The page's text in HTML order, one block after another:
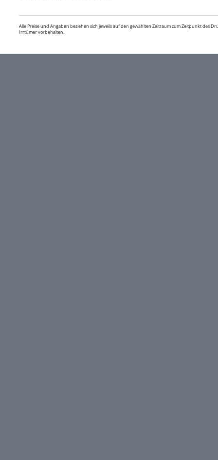
Alle Preise und Angaben beziehen sich jeweils auf den gewählten Zeitraum zum Zeitpunkt des
Irrtümer vorbehalten.